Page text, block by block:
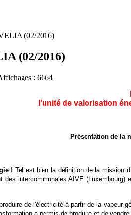
(02/2016)
(02/2016)
: 6664
l'unité de valorisation
Présentation de la
! Tel est bien la définition de la mission
des intercommunales AIVE
de l'électricité à partir de la vapeur
a permis de produire et de